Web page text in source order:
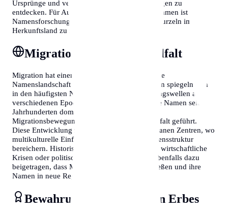
Ursprünge und verwandtschaftliche Verbindungen zu
entdecken. Für Auswanderer und ihre Nachkommen ist die
Namensforschung oft der Schlüssel, um ihre Wurzeln im
Herkunftsland zu finden.
Migration und Namensvielfalt
Migration hat einen erheblichen Einfluss auf die
Namenslandschaft eines Landes. In Afghanistan spiegeln sich
in den häufigsten Nachnamen oft Einwanderungswellen aus
verschiedenen Epochen wider. Während einige Namen seit
Jahrhunderten dominant sind, haben neuere
Migrationsbewegungen zu einer größeren Vielfalt geführt.
Diese Entwicklung zeigt sich besonders in urbanen Zentren, wo
multikulturelle Einflüsse die traditionelle Namensstruktur
bereichern. Historische Ereignisse wie Kriege, wirtschaftliche
Krisen oder politische Umwälzungen haben ebenfalls dazu
beigetragen, dass Menschen ihre Heimat verließen und ihre
Namen in neue Regionen brachten.
Bewahrung des kulturellen Erbes